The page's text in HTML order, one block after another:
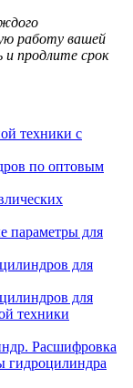
работу вашей
продлите срок
техники с
по оптовым
параметры для
для
для
техники
Расшифровка
гидроцилиндра